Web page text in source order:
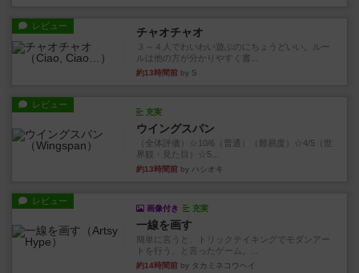
レビュー チャオチャオ
３～４人でわいわい遊ぶのにちょうどいい。ルー
ルは他の方が分かりやすく書...
約13時間前 by S
レビュー
充実
ウイングスパン
（全体評価）☆10/6（普通）（難易度）☆4/5（世
界観・見た目）☆5...
約13時間前 by ハシオキ
レビュー
画像付き 充実
一線を画す
簡単に言うと、トリックテイキングでモダンアー
トを行う、と言ったゲーム。...
約14時間前 by タカミネコウヘイ